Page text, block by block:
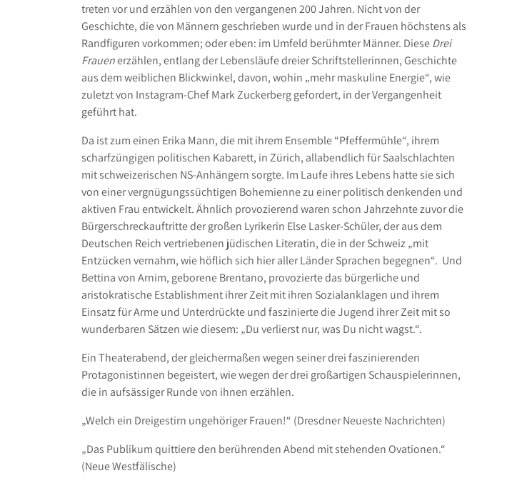
treten vor und erzählen von den vergangenen 200 Jahren. Nicht von der
Geschichte, die von Männern geschrieben wurde und in der Frauen höchstens als
Randfiguren vorkommen; oder eben: im Umfeld berühmter Männer. DieseDrei
Frauenerzählen, entlang der Lebensläufe dreier Schriftstellerinnen, Geschichte
aus dem weiblichen Blickwinkel, davon, wohin „mehr maskuline Energie“, wie
zuletzt von Instagram-Chef Mark Zuckerberg gefordert, in der Vergangenheit
geführt hat.
Da ist zum einen Erika Mann, die mit ihrem Ensemble “Pfeffermühle“, ihrem
scharfzüngigen politischen Kabarett, in Zürich, allabendlich für Saalschlachten
mit schweizerischen NS-Anhängern sorgte. Im Laufe ihres Lebens hatte sie sich
von einer vergnügungssüchtigen Bohemienne zu einer politisch denkenden und
aktiven Frau entwickelt. Ähnlich provozierend waren schon Jahrzehnte zuvor die
Bürgerschreckauftritte der großen Lyrikerin Else Lasker-Schüler, der aus dem
Deutschen Reich vertriebenen jüdischen Literatin, die in der Schweiz „mit
Entzücken vernahm, wie höflich sich hier aller Länder Sprachen begegnen“. Und
Bettina von Arnim, geborene Brentano, provozierte das bürgerliche und
aristokratische Establishment ihrer Zeit mit ihren Sozialanklagen und ihrem
Einsatz für Arme und Unterdrückte und faszinierte die Jugend ihrer Zeit mit so
wunderbaren Sätzen wie diesem: „Du verlierst nur, was Du nicht wagst.“.
Ein Theaterabend, der gleichermaßen wegen seiner drei faszinierenden
Protagonistinnen begeistert, wie wegen der drei großartigen Schauspielerinnen,
die in aufsässiger Runde von ihnen erzählen.
„Welch ein Dreigestirn ungehöriger Frauen!“ (Dresdner Neueste Nachrichten)
„Das Publikum quittiere den berührenden Abend mit stehenden Ovationen.“
(Neue Westfälische)